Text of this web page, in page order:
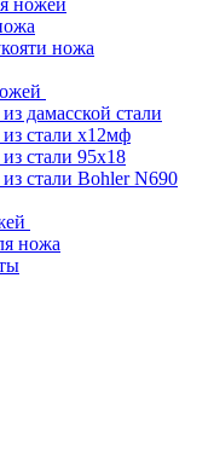
ножей
ножа
дамасской стали
стали х12мф
стали 95х18
стали Bohler N690
ножа